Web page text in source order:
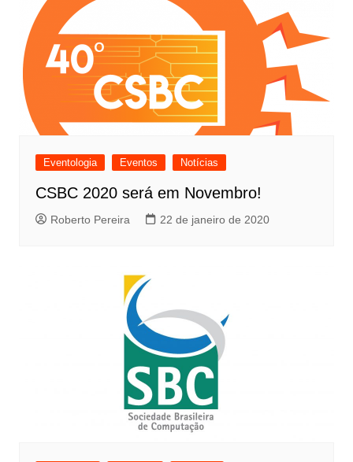
Eventologia Eventos Notícias
CSBC 2020 será em Novembro!
Roberto Pereira 22 de janeiro de 2020